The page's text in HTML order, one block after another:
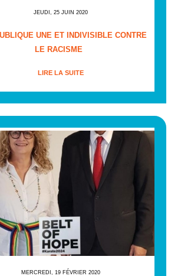
JEUDI, 25 JUIN 2020
UNE ET INDIVISIBLE CONTRE
LE RACISME
LIRE LA SUITE
MERCREDI, 19 FÉVRIER 2020